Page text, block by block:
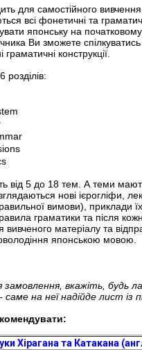
для самостійного
всі фонетичні та
японську на початковому
Ви зможете
конструкції.
розділів:
від 5 до 18 тем. А теми
нові ієрогліфи,
вимови), приклади їх
граматики та після
вивченого матеріалу та
японською мовою.
замовлення, вкажіть, будь
на неї надійде лист із
Хірагана та Катакана